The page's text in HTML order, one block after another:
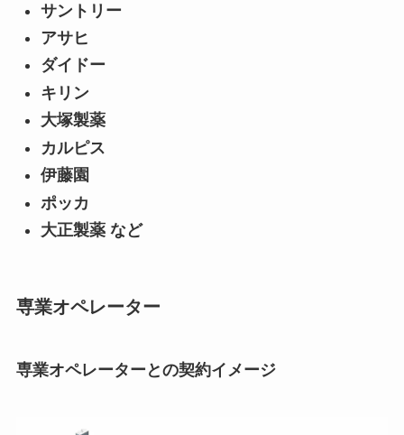
サントリー
アサヒ
ダイドー
キリン
大塚製薬
カルピス
伊藤園
ポッカ
大正製薬 など
専業オペレーター
専業オペレーターとの契約イメージ